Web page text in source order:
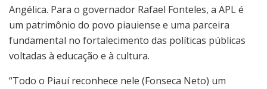
Angélica. Para o governador Rafael Fonteles, a APL é
um patrimônio do povo piauiense e uma parceira
fundamental no fortalecimento das políticas públicas
voltadas à educação e à cultura.
“Todo o Piauí reconhece nele (Fonseca Neto) um